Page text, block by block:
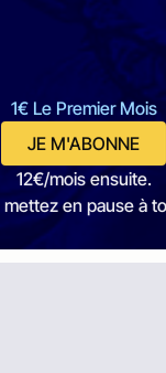
1€ Le Premier Mois
JE M'ABONNE
12€/mois ensuite.
en pause à